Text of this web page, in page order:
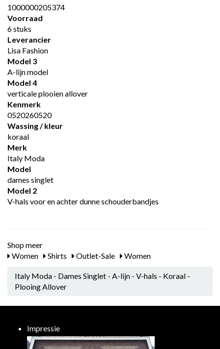
1000000205374
Voorraad
6 stuks
Leverancier
Lisa Fashion
Model 3
A-lijn model
Model 4
verticale plooien allover
Kenmerk
0520260520
Wassing / kleur
koraal
Merk
Italy Moda
Model
dames singlet
Model 2
V-hals voor en achter dunne schouderbandjes
Shop meer
Women
Shirts Outlet-Sale Women
Italy Moda - Dames Singlet - A-lijn - V-hals - Koraal -
Plooing Allover
Impressie